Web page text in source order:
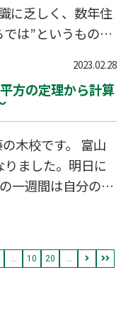
。 求愛行動は鳥に
トヨという魚は繫
巣を作り、メスを
そうです…
に乏しく、数年住
は”というものに
とやまの薬売
。ちょうど先日合
。 元々、薬売りは
に最盛期を迎えま
から始まったの
ずっと前、古代に
2023.02.28
方の定理から計算
木校です。 富山
ました。明日に
一週間は自分の生
国公立入試の二次
進学が決定してい
に通い始めたの
... 10 20 ...